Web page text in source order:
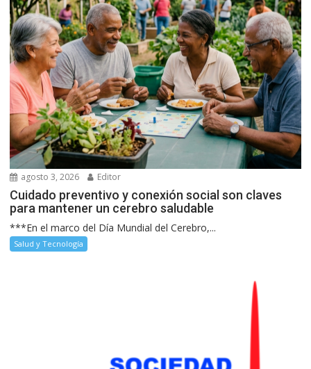
agosto 3, 2026 Editor
Cuidado preventivo y conexión social son claves
para mantener un cerebro saludable
***En el marco del Día Mundial del Cerebro,...
Salud y Tecnología